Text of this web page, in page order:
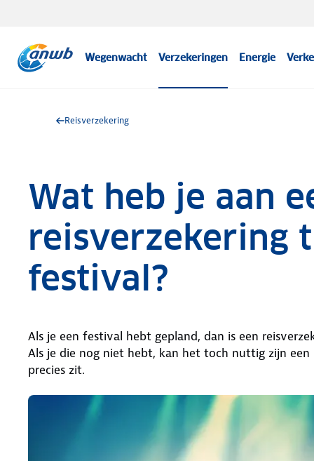
Wegenwacht Verzekeringen Energie
Reisverzekering
Wat heb je aan
reisverzekering
festival?
Als je een festival hebt gepland, dan is een
Als je die nog niet hebt, kan het toch nuttig zijn
precies zit.